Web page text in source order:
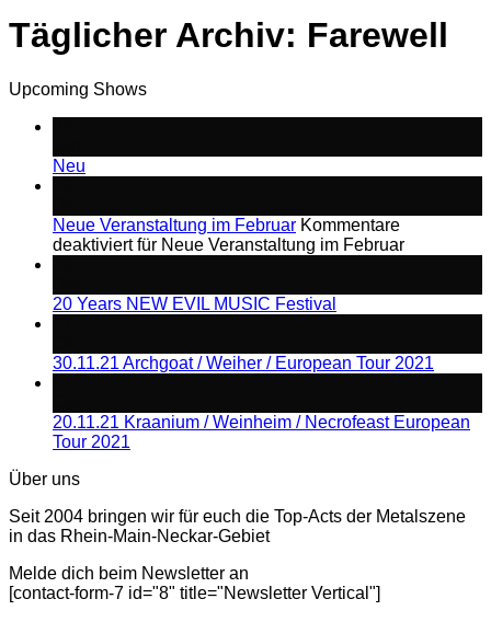
Täglicher Archiv: Farewell
Upcoming Shows
Neu
Neue Veranstaltung im Februar Kommentare
deaktiviertfür Neue Veranstaltung im Februar
20 Years NEW EVIL MUSIC Festival
30.11.21 Archgoat / Weiher / European Tour 2021
20.11.21 Kraanium / Weinheim / Necrofeast European
Tour 2021
Über uns
Seit 2004 bringen wir für euch die Top-Acts der Metalszene
in das Rhein-Main-Neckar-Gebiet
Melde dich beim Newsletter an
[contact-form-7 id="8" title="Newsletter Vertical"]